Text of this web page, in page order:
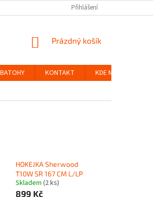
Přihlášení
NÁKUPNÍ
Prázdný košík
KONTAKT
KDE NÁS NAJDETE
HOKEJKA Sherwood
T10W SR 167 CM L/LP
Skladem (2 ks)
899 Kč